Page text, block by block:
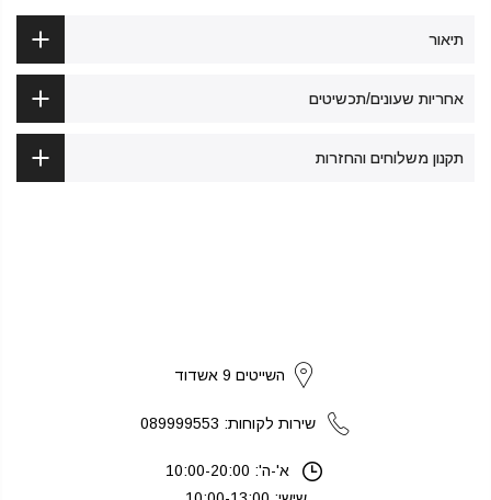
תיאור
אחריות שעונים/תכשיטים
תקנון משלוחים והחזרות
השייטים 9 אשדוד
שירות לקוחות: 089999553
א'-ה': 10:00-20:00